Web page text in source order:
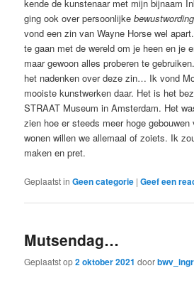
kende de kunstenaar met mijn bijnaam
ging ook over persoonlijkebewustwording
vond een zin van Wayne Horse wel
te gaan met de wereld om je heen en je
maar gewoon alles proberen te
het nadenken over deze zin… Ik vond
mooiste kunstwerken daar. Het is het
STRAAT Museum in Amsterdam. Het
zien hoe er steeds meer hoge gebouwen
wonen willen we allemaal of zoiets. Ik
maken en pret.
Geplaatst in Geen categorie |Geef een
Mutsendag…
Geplaatst op2 oktober 2021 door